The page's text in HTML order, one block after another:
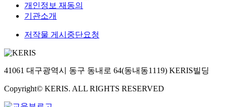
개인정보 재동의
기관소개
저작물 게시중단요청
41061 대구광역시 동구 동내로 64(동내동1119) KERIS빌딩
Copyright© KERIS. ALL RIGHTS RESERVED